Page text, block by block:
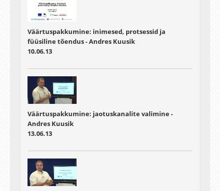
Väärtuspakkumine: inimesed, protsessid ja
füüsiline tõendus - Andres Kuusik
10.06.13
Väärtuspakkumine: jaotuskanalite valimine -
Andres Kuusik
13.06.13